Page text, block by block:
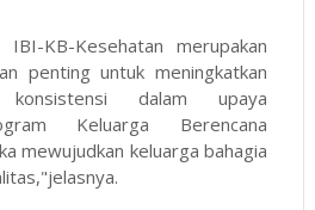
KB-Kesehatan merupakan
penting untuk meningkatkan
dalam upaya
Keluarga Berencana
mewujudkan keluarga bahagia